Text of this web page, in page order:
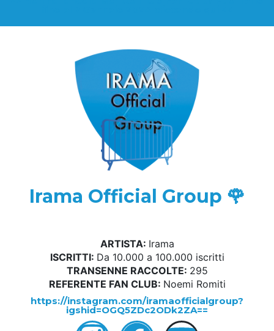
Irama Official Group 🌹
ARTISTA: Irama
ISCRITTI: Da 10.000 a 100.000 iscritti
TRANSENNE RACCOLTE: 295
REFERENTE FAN CLUB: Noemi Romiti
https://instagram.com/iramaofficialgroup?
igshid=OGQ5ZDc2ODk2ZA==